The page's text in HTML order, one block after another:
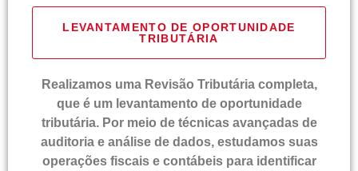
LEVANTAMENTO DE OPORTUNIDADE
TRIBUTÁRIA
Realizamos uma Revisão Tributária completa,
que é um levantamento de oportunidade
tributária. Por meio de técnicas avançadas de
auditoria e análise de dados, estudamos suas
operações fiscais e contábeis para identificar